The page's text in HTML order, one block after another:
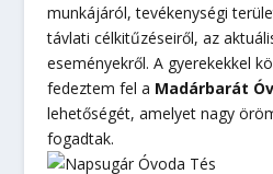
munkájáról, tevékenységi
távlati célkitűzéseiről, az
eseményekről. A gyerekekkel
fedeztem fel a Madárbarát
lehetőségét, amelyet nagy
fogadtak.